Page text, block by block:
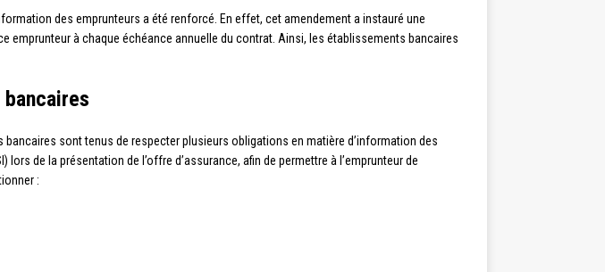
des emprunteurs a été renforcé. En effet, cet amendement a instauré une
à chaque échéance annuelle du contrat. Ainsi, les établissements bancaires
sont tenus de respecter plusieurs obligations en matière d’information des
lors de la présentation de l’offre d’assurance, afin de permettre à l’emprunteur de
: